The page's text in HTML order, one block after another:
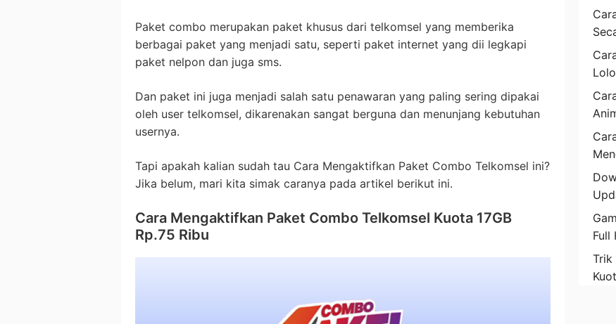
Paket combo merupakan paket khusus dari telkomsel yang memberika
berbagai paket yang menjadi satu, seperti paket internet yang dii legkapi
paket nelpon dan juga sms.
Dan paket ini juga menjadi salah satu penawaran yang paling sering dipakai
oleh user telkomsel, dikarenakan sangat berguna dan menunjang kebutuhan
usernya.
Tapi apakah kalian sudah tau Cara Mengaktifkan Paket Combo Telkomsel ini?
Jika belum, mari kita simak caranya pada artikel berikut ini.
Cara Mengaktifkan Paket Combo Telkomsel Kuota 17GB
Rp.75 Ribu
Full
Trik